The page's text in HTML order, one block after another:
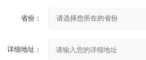
省份：
详细地址：